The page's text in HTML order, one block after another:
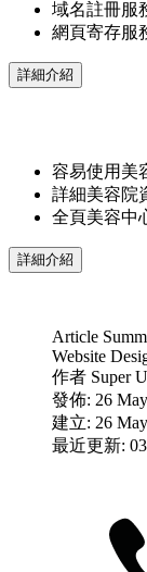
域名註冊服
網頁寄存服
詳細介紹
容易使用美
詳細美容院
全頁美容中
詳細介紹
Article
Website
作者 Super
發佈: 26
建立: 26
最近更新: